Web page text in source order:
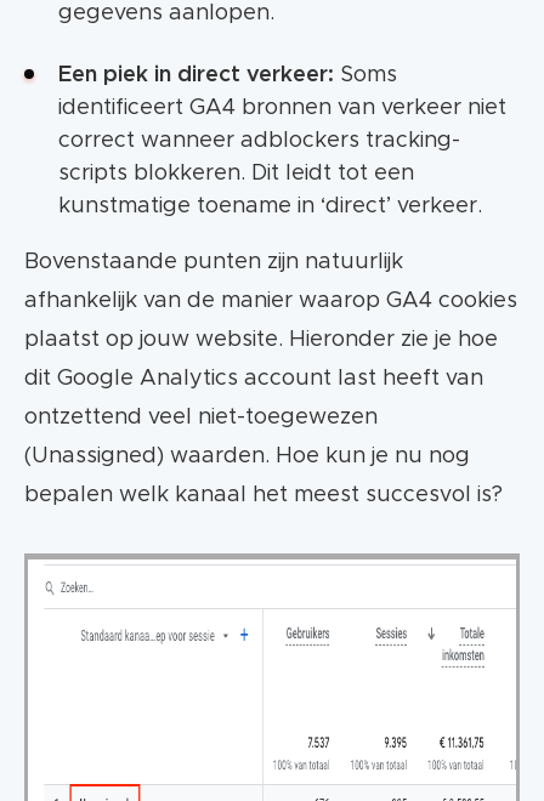
gegevens aanlopen.
Een piek in direct verkeer: Soms
identificeert GA4 bronnen van verkeer niet
correct wanneer adblockers tracking-
scripts blokkeren. Dit leidt tot een
kunstmatige toename in ‘direct’ verkeer.
Bovenstaande punten zijn natuurlijk
afhankelijk van de manier waarop GA4 cookies
plaatst op jouw website. Hieronder zie je hoe
dit Google Analytics account last heeft van
ontzettend veel niet-toegewezen
(Unassigned) waarden. Hoe kun je nu nog
bepalen welk kanaal het meest succesvol is?